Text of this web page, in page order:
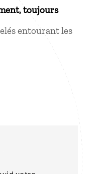
toujours
entourant les